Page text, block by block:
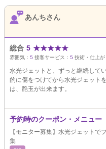
あんちさん
総合 5 ★★★★★
雰囲気： 5 接客サービス： 5 技術・仕上が
水光ジェットと、ずっと継続して
的に傷をつけてから水光ジェット
は、艶玉が出来ます。
予約時のクーポン・メニュー
【モニター募集】水光ジェット
集